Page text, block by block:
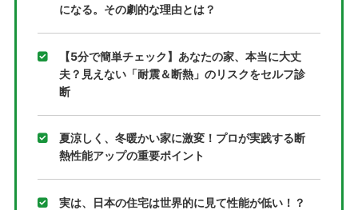
になる。その劇的な理由とは？
【5分で簡単チェック】あなたの家、本当に大丈
夫？見えない「耐震＆断熱」のリスクをセルフ診
断
夏涼しく、冬暖かい家に激変！プロが実践する断
熱性能アップの重要ポイント
実は、日本の住宅は世界的に見て性能が低い！？